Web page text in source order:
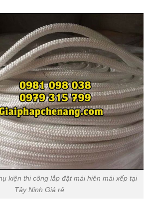
kiện thi công lắp đặt mái hiên mái xếp tại
Tây Ninh Giá rẻ